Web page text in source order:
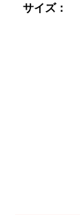
サイズ：